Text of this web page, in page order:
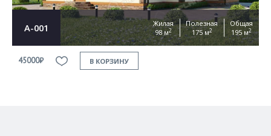
А-001
Жилая
98 м2
Полезная
175 м2
Общая
195 м2
45000₽ В КОРЗИНУ